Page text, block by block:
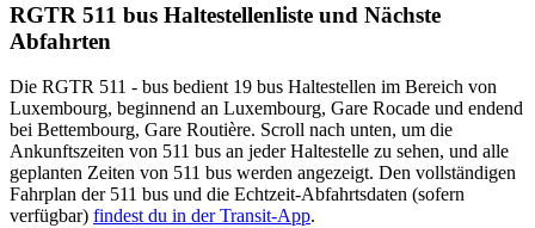
RGTR 511 bus Haltestellenliste und Nächste
Abfahrten
Die RGTR 511 - bus bedient 19 bus Haltestellen im Bereich von
Luxembourg, beginnend an Luxembourg, Gare Rocade und endend
bei Bettembourg, Gare Routière. Scroll nach unten, um die
Ankunftszeiten von 511 bus an jeder Haltestelle zu sehen, und alle
geplanten Zeiten von 511 bus werden angezeigt. Den vollständigen
Fahrplan der 511 bus und die Echtzeit-Abfahrtsdaten (sofern
verfügbar) findest du in der Transit-App.